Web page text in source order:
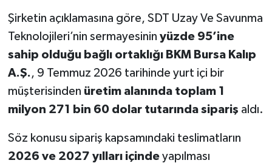
Şirketin açıklamasına göre, SDT Uzay Ve Savunma
Teknolojileri’nin sermayesinin yüzde 95’ine
sahip olduğu bağlı ortaklığı BKM Bursa Kalıp
A.Ş., 9 Temmuz 2026 tarihinde yurt içi bir
müşterisinden üretim alanında toplam 1
milyon 271 bin 60 dolar tutarında sipariş aldı.
Söz konusu sipariş kapsamındaki teslimatların
2026 ve 2027 yılları içindeyapılması